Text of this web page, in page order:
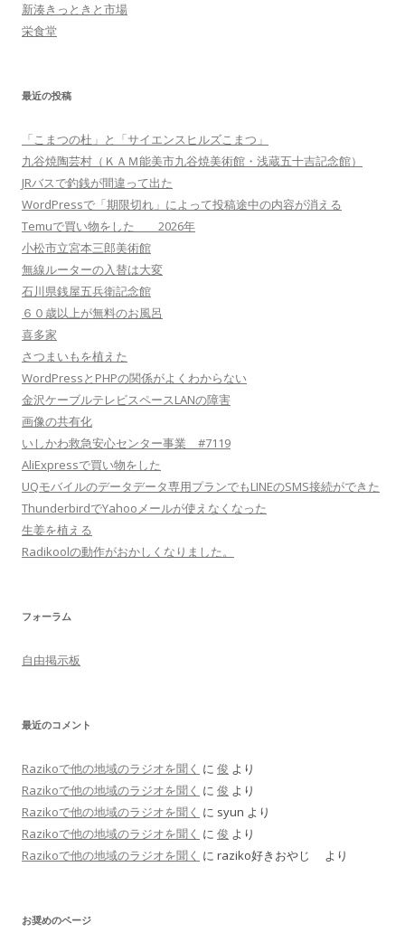
新湊きっときと市場
栄食堂
最近の投稿
「こまつの杜」と「サイエンスヒルズこまつ」
九谷焼陶芸村（ＫＡＭ能美市九谷焼美術館・浅蔵五十吉記念館）
JRバスで釣銭が間違って出た
WordPressで「期限切れ」によって投稿途中の内容が消える
Temuで買い物をした 2026年
小松市立宮本三郎美術館
無線ルーターの入替は大変
石川県銭屋五兵衛記念館
６０歳以上が無料のお風呂
喜多家
さつまいもを植えた
WordPressとPHPの関係がよくわからない
金沢ケーブルテレビスペースLANの障害
画像の共有化
いしかわ救急安心センター事業 #7119
AliExpressで買い物をした
UQモバイルのデータデータ専用プランでもLINEのSMS接続ができた
ThunderbirdでYahooメールが使えなくなった
生姜を植える
Radikoolの動作がおかしくなりました。
フォーラム
自由掲示板
最近のコメント
Razikoで他の地域のラジオを聞く に 俊 より
Razikoで他の地域のラジオを聞く に 俊 より
Razikoで他の地域のラジオを聞く に syun より
Razikoで他の地域のラジオを聞く に 俊 より
Razikoで他の地域のラジオを聞く に raziko好きおやじ より
お奨めのページ